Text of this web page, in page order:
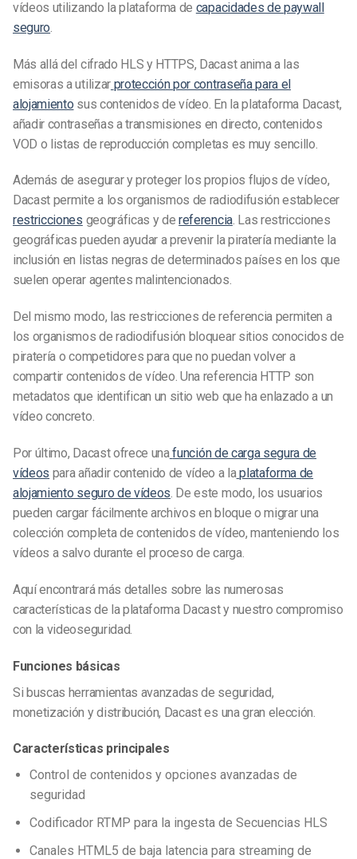
vídeos utilizando la plataforma de capacidades de paywall
seguro
Más allá del cifrado HLS y HTTPS, Dacast anima a las
emisoras a utilizar protección por contraseña para el
alojamiento sus contenidos de vídeo. En la plataforma Dacast,
añadir contraseñas a transmisiones en directo, contenidos
VOD o listas de reproducción completas es muy sencillo.
Además de asegurar y proteger los propios flujos de vídeo,
Dacast permite a los organismos de radiodifusión establecer
restricciones geográficas y dereferencia. Las restricciones
geográficas pueden ayudar a prevenir la piratería mediante la
inclusión en listas negras de determinados países en los que
suelen operar agentes malintencionados.
Del mismo modo, las restricciones de referencia permiten a
los organismos de radiodifusión bloquear sitios conocidos de
piratería o competidores para que no puedan volver a
compartir contenidos de vídeo. Una referencia HTTP son
metadatos que identifican un sitio web que ha enlazado a un
vídeo concreto.
Por último, Dacast ofrece unafunción de carga segura de
vídeos para añadir contenido de vídeo a laplataforma de
alojamiento seguro de vídeos. De este modo, los usuarios
pueden cargar fácilmente archivos en bloque o migrar una
colección completa de contenidos de vídeo, manteniendo los
vídeos a salvo durante el proceso de carga.
Aquí encontrará más detalles sobre las numerosas
características de la plataforma Dacast y nuestro compromiso
con la videoseguridad.
Funciones básicas
Si buscas herramientas avanzadas de seguridad,
monetización y distribución, Dacast es una gran elección.
Características principales
Control de contenidos y opciones avanzadas de
seguridad
Codificador RTMP para la ingesta de Secuencias HLS
Canales HTML5 de baja latencia para streaming de